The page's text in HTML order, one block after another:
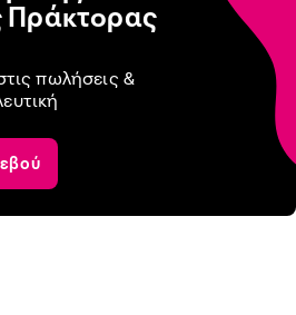
Πράκτορας
πωλήσεις &